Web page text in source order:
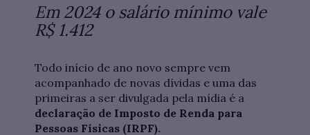
Em 2024 o salário mínimo vale
R$ 1.412
Todo início de ano novo sempre vem
acompanhado de novas dívidas e uma das
primeiras a ser divulgada pela mídia é a
declaração de Imposto de Renda para
Pessoas Físicas (IRPF).